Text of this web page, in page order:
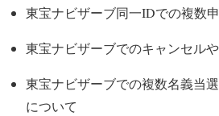
東宝ナビザーブ同一IDでの複数
東宝ナビザーブでのキャンセル
東宝ナビザーブでの複数名義当
について